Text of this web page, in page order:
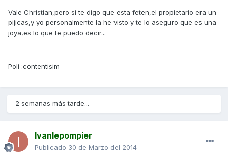
Vale Christian,pero si te digo que esta feten,el propietario era un
pijicas,y yo personalmente la he visto y te lo aseguro que es una
joya,es lo que te puedo decir...
Poli :contentisim
2 semanas más tarde...
Ivanlepompier
Publicado 30 de Marzo del 2014